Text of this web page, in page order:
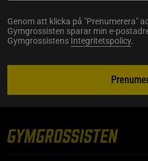
Genom att klicka på "Prenumerera"
Gymgrossisten sparar min e-
Gymgrossistens Integritetspolicy.